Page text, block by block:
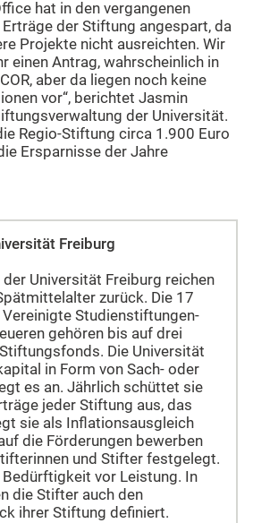
hat in den vergangenen
der Stiftung angespart, da
Projekte nicht ausreichten. Wir
einen Antrag, wahrscheinlich in
aber da liegen noch keine
vor“, berichtet Jasmin
der Universität.
Regio-Stiftung circa 1.900 Euro
Ersparnisse der Jahre
Freiburg
Universität Freiburg reichen
zurück. Die 17
Studienstiftungen-
gehören bis auf drei
Die Universität
in Form von Sach- oder
es an. Jährlich schüttet sie
jeder Stiftung aus, das
sie als Inflationsausgleich
die Förderungen bewerben
und Stifter festgelegt.
Bedürftigkeit vor Leistung. In
die Stifter auch den
ihrer Stiftung definiert.